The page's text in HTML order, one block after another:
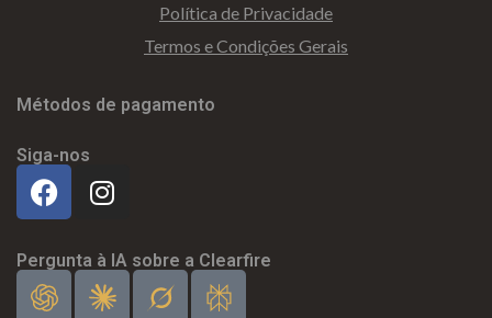
Política de Privacidade
Termos e Condições Gerais
Métodos de pagamento
Siga-nos
Pergunta à IA sobre a Clearfire